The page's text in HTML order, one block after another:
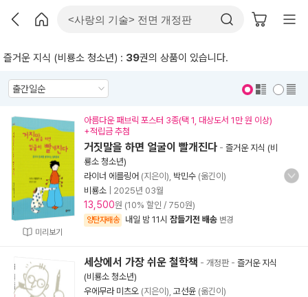
즐거운 지식 (비룡소 청소년) : 39권의 상품이 있습니다.
미리보기
아름다운 패브릭 포스터 3종(택 1, 대상도서 1만 원 이상)
+적립금 추첨
거짓말을 하면 얼굴이 빨개진다 - 즐거운 지식 (비
룡소 청소년)
라이너 에를링어 (지은이), 박민수 (옮긴이)
비룡소
2025년 03월
13,500원 (10% 할인 / 750원)
양탄자배송 내일 밤 11시 잠들기전 배송 변경
세상에서 가장 쉬운 철학책 - 개정판- 즐거운 지식
(비룡소 청소년)
우에무라 미츠오 (지은이), 고선윤 (옮긴이)